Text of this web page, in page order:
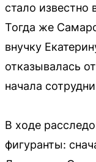
стало известно
Тогда же
внучку
отказывалась
начала
В ходе
фигуранты: